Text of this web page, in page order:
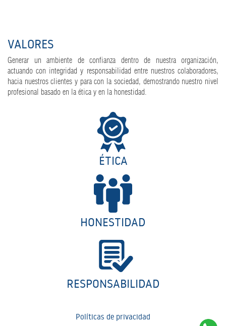
VALORES
Generar un ambiente de confianza dentro de nuestra organización,
actuando con integridad y responsabilidad entre nuestros colaboradores,
hacia nuestros clientes y para con la sociedad, demostrando nuestro nivel
profesional basado en la ética y en la honestidad.
ÉTICA
HONESTIDAD
RESPONSABILIDAD
Políticas de privacidad